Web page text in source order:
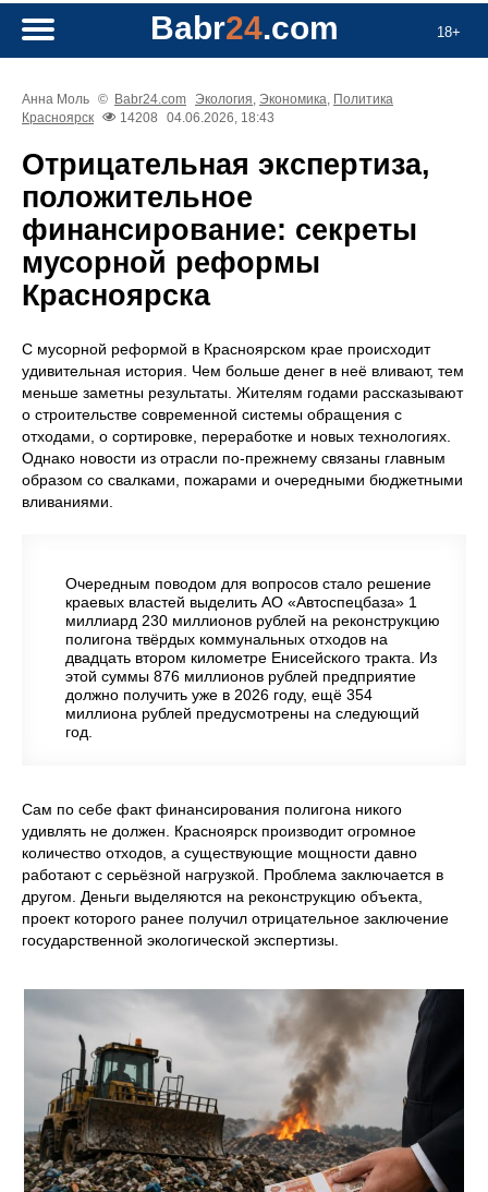
18+
Babr24.com
Анна Моль © Babr24.com Экология, Экономика, Политика
Красноярск
14208 04.06.2026, 18:43
Отрицательная экспертиза,
положительное
финансирование: секреты
мусорной реформы
Красноярска
С мусорной реформой в Красноярском крае происходит
удивительная история. Чем больше денег в неё вливают, тем
меньше заметны результаты. Жителям годами рассказывают
о строительстве современной системы обращения с
отходами, о сортировке, переработке и новых технологиях.
Однако новости из отрасли по-прежнему связаны главным
образом со свалками, пожарами и очередными бюджетными
вливаниями.
Очередным поводом для вопросов стало решение
краевых властей выделить АО «Автоспецбаза» 1
миллиард 230 миллионов рублей на реконструкцию
полигона твёрдых коммунальных отходов на
двадцать втором километре Енисейского тракта. Из
этой суммы 876 миллионов рублей предприятие
должно получить уже в 2026 году, ещё 354
миллиона рублей предусмотрены на следующий
год.
Сам по себе факт финансирования полигона никого
удивлять не должен. Красноярск производит огромное
количество отходов, а существующие мощности давно
работают с серьёзной нагрузкой. Проблема заключается в
другом. Деньги выделяются на реконструкцию объекта,
проект которого ранее получил отрицательное заключение
государственной экологической экспертизы.